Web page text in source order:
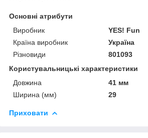
Основні атрибути
Виробник
YES! Fun
Країна виробник
Україна
Різновиди
801093
Користувальницькі характеристики
Довжина
41 мм
Ширина (мм)
29
Приховати